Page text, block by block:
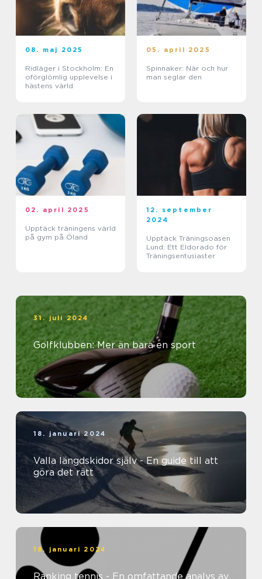
08. maj 2025
Ridläger i Stockholm: En
oförglömlig upplevelse i
hästens värld
05. april 2025
Spinnaker: När och hur
man seglar den
02. april 2025
Upptäck träningens värld
på gym på Öland
12. september
2024
Upptäck Träningsoasen
Lund: Ett Eldorado för
Träningsentusiaster
31. juli 2024
Golfklubben: Mer än bara en sport
18. januari 2024
Valla längdskidor själv - En guide till att
göra det rätt
18. januari 2024
Ranking tennis - En omfattande analys av